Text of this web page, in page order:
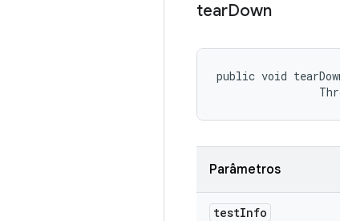
tearDown
public void
Parâmetros
testInfo